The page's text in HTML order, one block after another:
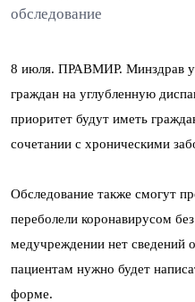
обследование
8 июля. ПРАВМИР. Минздрав
граждан на углубленную
приоритет будут иметь
сочетании с хроническими
Обследование также смогут
переболели коронавирусом
медучреждении нет сведений
пациентам нужно будет
форме.